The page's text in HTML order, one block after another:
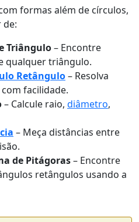
formas além de círculos,
de:
Triângulo– Encontre
qualquer triângulo.
Retângulo– Resolva
facilidade.
– Calcule raio, diâmetro,
– Meça distâncias entre
de Pitágoras– Encontre
retângulos usando a